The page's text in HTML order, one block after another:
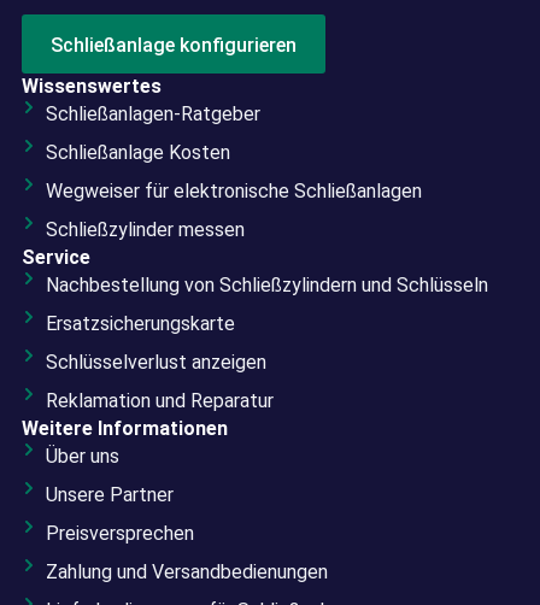
Schließanlage konfigurieren
Wissenswertes
Schließanlagen-Ratgeber
Schließanlage Kosten
Wegweiser für elektronische Schließanlagen
Schließzylinder messen
Service
Nachbestellung von Schließzylindern und Schlüsseln
Ersatzsicherungskarte
Schlüsselverlust anzeigen
Reklamation und Reparatur
Weitere Informationen
Über uns
Unsere Partner
Preisversprechen
Zahlung und Versandbedienungen